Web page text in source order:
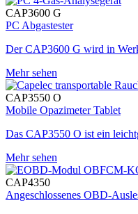
CAP3600 G
PC Abgastester
Der CAP3600 G wird in
Mehr sehen
CAP3550 O
Mobile Opazimeter Tablet
Das CAP3550 O ist ein
Mehr sehen
CAP4350
Angeschlossenes OBD-